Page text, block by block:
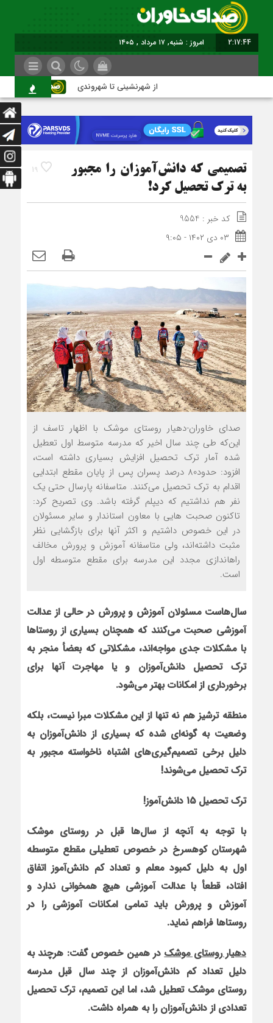
2:17:44 برابر با : Saturday
از شهرنشینی تا شهروندی
19
تصمیمی که دانش‌آموزان را مجبور
به ترک تحصیل کرد!
کد خبر : 9554
۰۳ دی ۱۴۰۲ - ۹:۰۵
صدای خاوران-دهیار روستای موشک با اظهار تاسف از
این‌که طی چند سال اخیر که مدرسه متوسط اول تعطیل
شده آمار ترک تحصیل افزایش بسیاری داشته است،
افزود: حدود80 درصد پسران پس از پایان مقطع ابتدایی
اقدام به ترک تحصیل می‌کنند. متاسفانه پارسال حتی یک
نفر هم نداشتیم که دیپلم گرفته باشد. وی تصریح کرد:
تاکنون صحبت هایی با معاون استاندار و سایر مسئولان
در این خصوص داشتیم و اکثر آنها برای بازگشایی نظر
مثبت داشته‌اند، ولی متاسفانه آموزش و پرورش مخالف
راه‏اندازی مجدد این مدرسه برای مقطع متوسطه اول
است.
سال‌هاست مسئولان آموزش و پرورش در حالی از عدالت
آموزشی صحبت می‌کنند که همچنان بسیاری از روستاها
با مشکلات جدی مواجه‌اند، مشکلاتی که بعضأ منجر به
ترک تحصیل دانش‌آموزان و یا مهاجرت آنها برای
برخورداری از امکانات بهتر می‌شود.
منطقه ترشیز هم نه تنها از این مشکلات مبرا نیست، بلکه
وضعیت به گونه‌ای شده که بسیاری از دانش‌آموزان به
دلیل برخی تصمیم‌گیری‌های اشتباه ناخواسته مجبور به
ترک تحصیل می‌شوند!
ترک تحصیل 15 دانش‌آموز!
با توجه به آنچه از سال‌ها قبل در روستای موشک
شهرستان کوهسرخ در خصوص تعطیلی مقطع متوسطه
اول به دلیل کمبود معلم و تعداد کم دانش‌آموز اتفاق
افتاد، قطعأ با عدالت آموزشی هیچ همخوانی ندارد و
آموزش و پرورش باید تمامی امکانات آموزشی را در
روستاها فراهم نماید.
دهیار روستای موشکدر همین خصوص گفت: هرچند به
دلیل تعداد کم دانش‌آموزان از چند سال قبل مدرسه
روستای موشک تعطیل شد، اما این تصمیم‌، ترک تحصیل
تعدادی از دانش‌آموزان را به همراه داشت.